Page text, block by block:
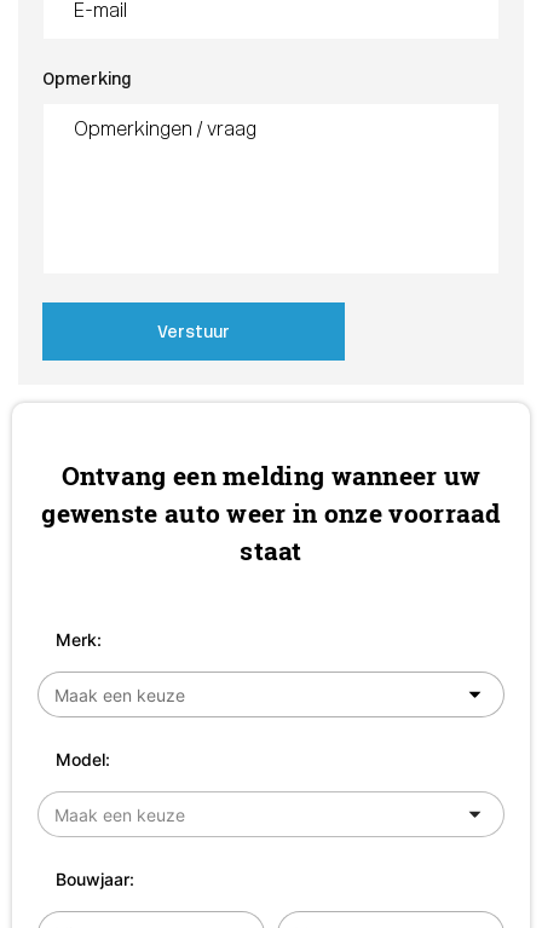
Opmerking
Verstuur
Ontvang een melding wanneer uw
gewenste auto weer in onze voorraad
staat
Merk:
Model:
Bouwjaar: